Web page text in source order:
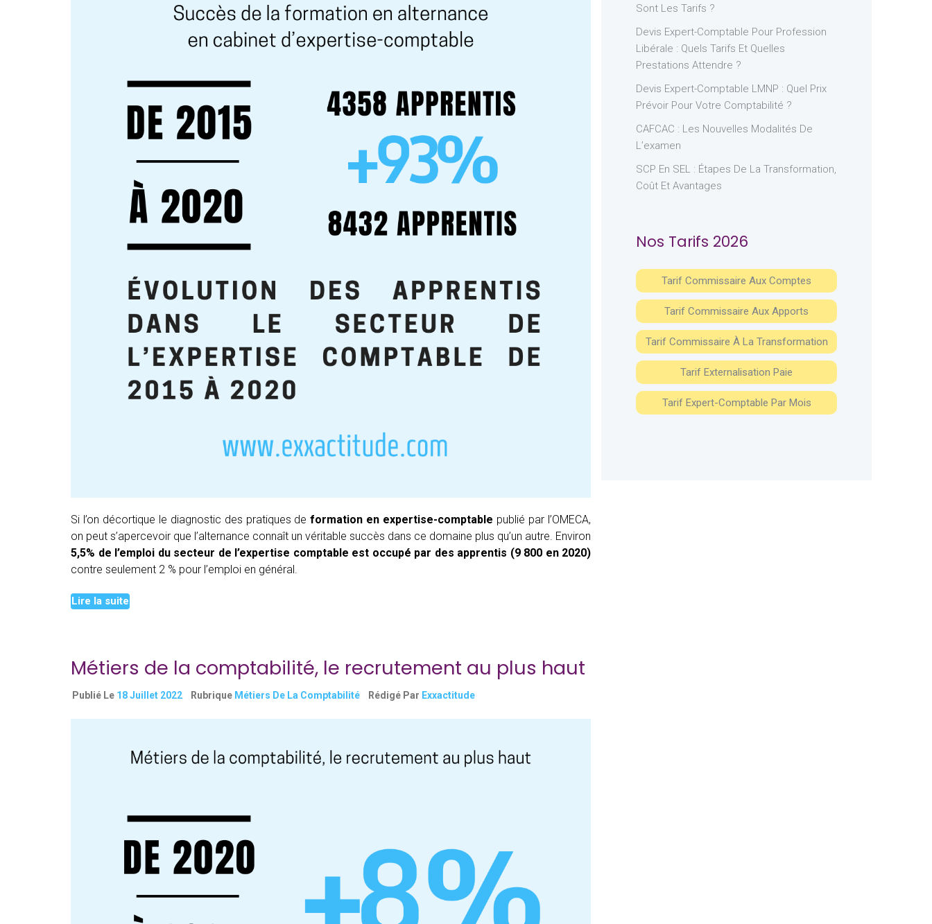
Si l’on décortique le diagnostic des pratiques deformation en expertise-comptable publié par l’OMECA,
on peut s’apercevoir que l’alternance connaît un véritable succès dans ce domaine plus qu’un autre. Environ
5,5% de l’emploi du secteur de l’expertise comptable est occupé par des apprentis (9 800 en 2020)
contre seulement 2 % pour l’emploi en général.
en
d’expertise-
comptable
Lire la suite
Métiers de la comptabilité, le recrutement au plus haut
Publié Le 18 Juillet 2022 Rubrique Métiers De La Comptabilité Rédigé Par Exxactitude
Sont Les Tarifs ?
Devis Expert-Comptable Pour Profession
Libérale : Quels Tarifs Et Quelles
Prestations Attendre ?
Devis Expert-Comptable LMNP : Quel Prix
Prévoir Pour Votre Comptabilité ?
CAFCAC : Les Nouvelles Modalités De
L’examen
SCP En SEL : Étapes De La Transformation,
Coût Et Avantages
Nos Tarifs 2026
Tarif Commissaire Aux Comptes
Tarif Commissaire Aux Apports
Tarif Commissaire À La Transformation
Tarif Externalisation Paie
Tarif Expert-Comptable Par Mois